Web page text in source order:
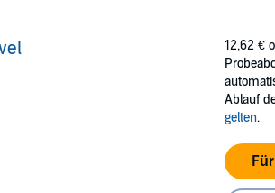
and hidden pain, he awakens something
to make her owner acceptable to the
out?
12,62 €
Ablauf
gelten.